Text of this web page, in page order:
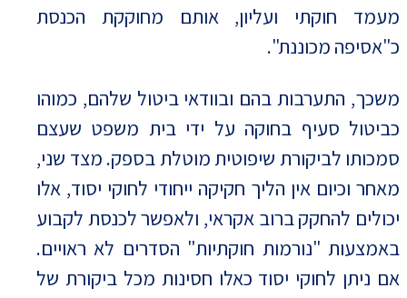
מעמד חוקתי ועליון, אותם מחוקקת הכנסת
כ"אסיפה מכוננת".
משכך, התערבות בהם ובוודאי ביטול שלהם, כמוהו
כביטול סעיף בחוקה על ידי בית משפט שעצם
סמכותו לביקורת שיפוטית מוטלת בספק. מצד שני,
מאחר וכיום אין הליך חקיקה ייחודי לחוקי יסוד, אלו
יכולים להחקק ברוב אקראי, ולאפשר לכנסת לקבוע
באמצעות "נורמות חוקתיות" הסדרים לא ראויים.
אם ניתן לחוקי יסוד כאלו חסינות מכל ביקורת של